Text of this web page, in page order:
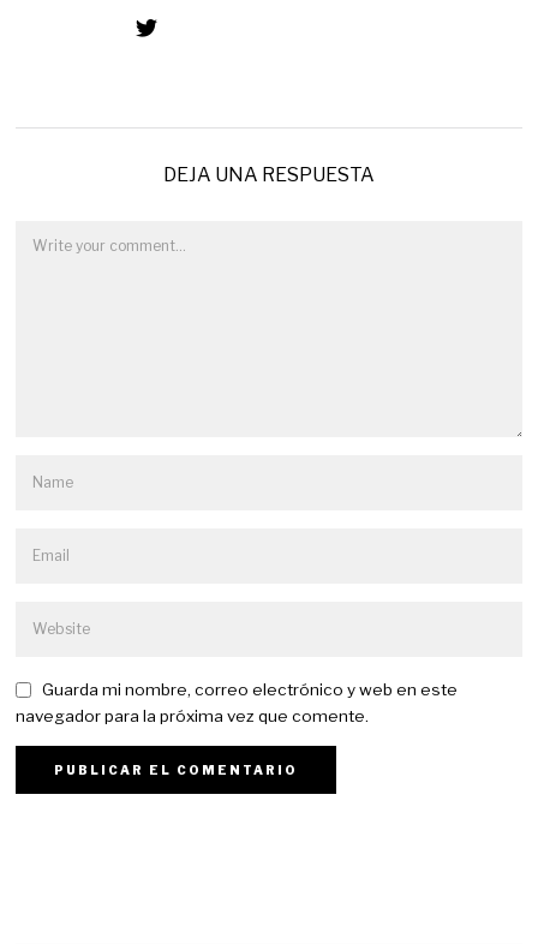
DEJA UNA RESPUESTA
Guarda mi nombre, correo electrónico y web en este
navegador para la próxima vez que comente.